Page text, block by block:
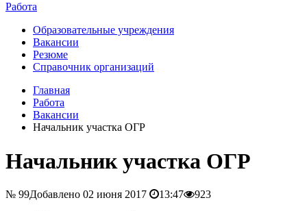
Работа
Образовательные учреждения
Вакансии
Резюме
Справочник организаций
Главная
Работа
Вакансии
Начальник участка ОГР
Начальник участка ОГР
№ 99Добавлено 02 июня 2017 13:47
923